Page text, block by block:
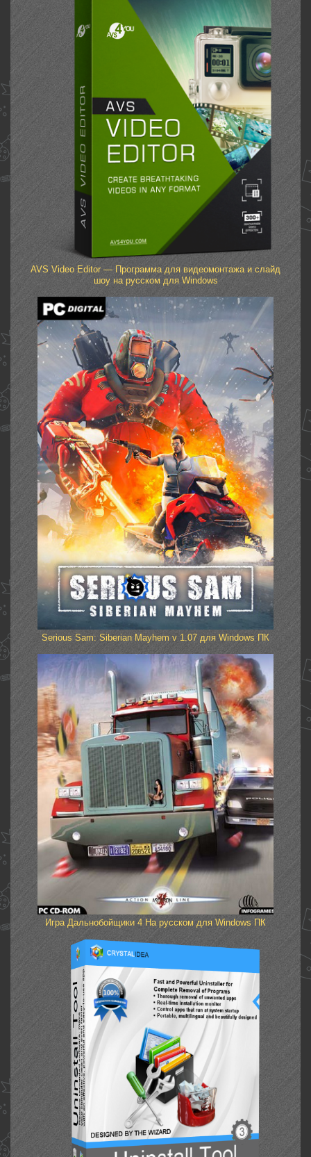
AVS Video Editor — Программа для видеомонтажа и слайд
шоу на русском для Windows
Serious Sam: Siberian Mayhem v 1.07 для Windows ПК
Игра Дальнобойщики 4 На русском для Windows ПК